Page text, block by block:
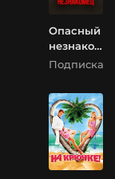
Опасный
незнаком
ец
Подписка